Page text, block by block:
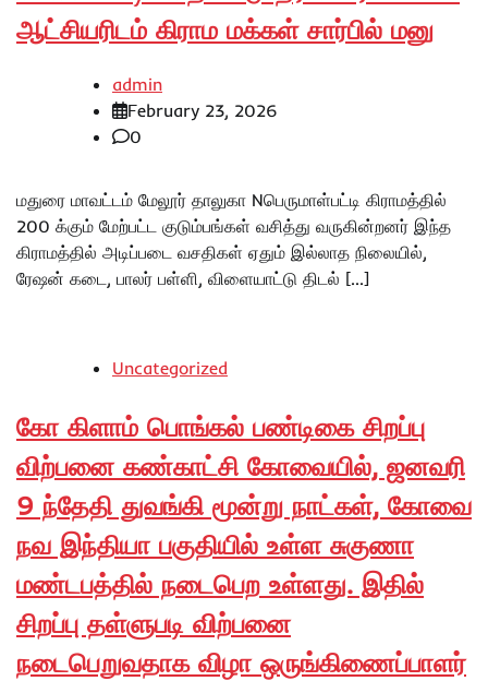
ஆட்சியரிடம் கிராம மக்கள் சார்பில் மனு
admin
February 23, 2026
0
மதுரை மாவட்டம் மேலூர் தாலுகா Nபெருமாள்பட்டி கிராமத்தில்
200 க்கும் மேற்பட்ட குடும்பங்கள் வசித்து வருகின்றனர் இந்த
கிராமத்தில் அடிப்படை வசதிகள் ஏதும் இல்லாத நிலையில்,
ரேஷன் கடை, பாலர் பள்ளி, விளையாட்டு திடல் […]
Uncategorized
கோ கிளாம் பொங்கல் பண்டிகை சிறப்பு
விற்பனை கண்காட்சி கோவையில், ஜனவரி
9 ந்தேதி துவங்கி மூன்று நாட்கள், கோவை
நவ இந்தியா பகுதியில் உள்ள சுகுணா
மண்டபத்தில் நடைபெற உள்ளது. இதில்
சிறப்பு தள்ளுபடி விற்பனை
நடைபெறுவதாக விழா ஒருங்கிணைப்பாளர்